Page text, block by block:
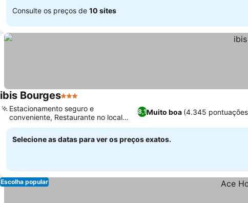
Consulte os preços de 10 sites
ibis Bourges3 Estrelas
8,1Muito boa (4.345
Estacionamento seguro e
conveniente, Restaurante no local
com sabores locais
Selecione as datas para ver os preços exatos.
Escolha popular